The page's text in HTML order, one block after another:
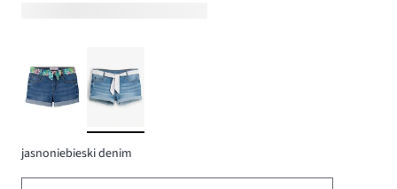
jasnoniebieski denim